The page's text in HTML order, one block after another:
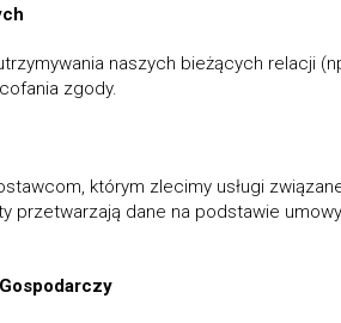
naszych bieżących relacji
zgody.
którym zlecimy usługi
przetwarzają dane na podstawie